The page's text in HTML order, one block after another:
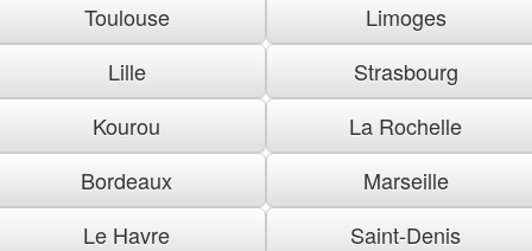
Toulouse
Limoges
Lille
Strasbourg
Kourou
La Rochelle
Bordeaux
Marseille
Le Havre
Saint-Denis